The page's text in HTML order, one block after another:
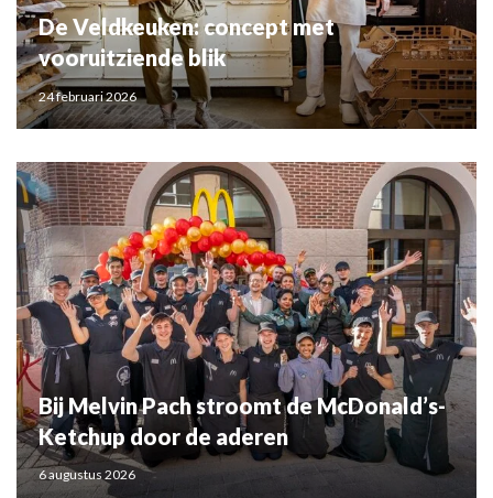
De Veldkeuken: concept met
vooruitziende blik
24 februari 2026
Bij Melvin Pach stroomt de McDonald’s-
Ketchup door de aderen
6 augustus 2026